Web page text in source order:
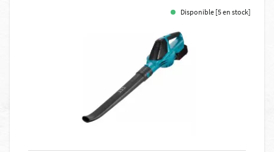
Disponible [5 en stock]